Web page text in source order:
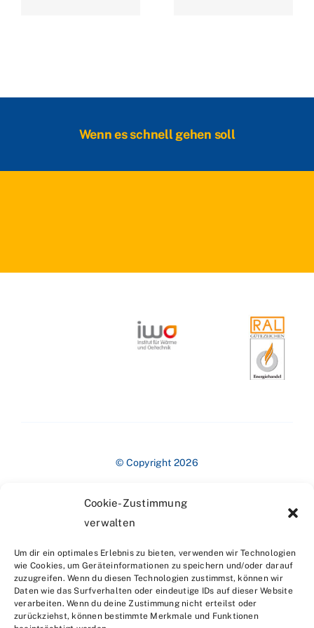
Cookie-Zustimmung
verwalten
Um dir ein optimales Erlebnis zu bieten, verwenden wir Technologien
wie Cookies, um Geräteinformationen zu speichern und/oder darauf
zuzugreifen. Wenn du diesen Technologien zustimmst, können wir
Daten wie das Surfverhalten oder eindeutige IDs auf dieser Website
verarbeiten. Wenn du deine Zustimmung nicht erteilst oder
zurückziehst, können bestimmte Merkmale und Funktionen
Wenn es schnell gehen soll
© Copyright 2026
Impressum